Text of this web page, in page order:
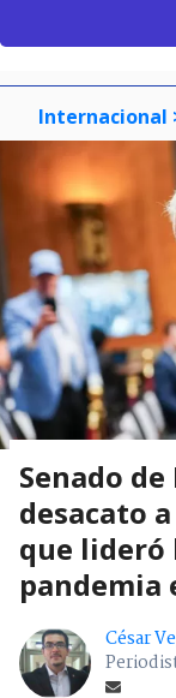
Internacional
Senado de
desacato
que lideró
pandemia
César